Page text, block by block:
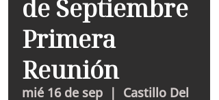
de Septiembre
Primera
Reunión
mié 16 de sep
  |
Castillo Del